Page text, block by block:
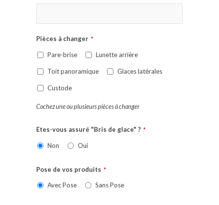
Pièces à changer *
Pare-brise Lunette arrière
Toit panoramique Glaces latérales
Custode
Cochez une ou plusieurs pièces à changer
Etes-vous assuré "Bris de glace" ? *
Non Oui
Pose de vos produits *
Avec Pose Sans Pose